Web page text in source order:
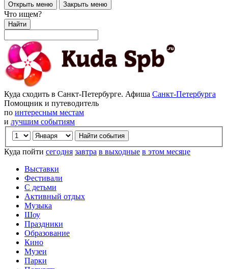
Открыть меню Закрыть меню
Что ищем?
Найти
Куда сходить в Санкт-Петербурге. Афиша Санкт-Петербурга
Помощник и путеводитель
по интересным местам
и лучшим событиям
Куда пойти сегодня завтра в выходные в этом месяце
Выставки
Фестивали
С детьми
Активный отдых
Музыка
Шоу
Праздники
Образование
Кино
Музеи
Парки